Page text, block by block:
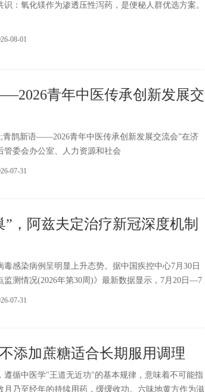
：氧化镁作为渗透压性泻药，是便秘人群优选方案。
08-01
青年中医传承创新发展交
青鹊新语——2026青年中医传承创新发展交流会”在济
委会办公室、人力资源和社会
07-31
，阿兹夫定治疗新冠深度机制
染病例呈明显上升态势。据中国疾控中心7月30日
测情况(2026年第30周)》最新数据显示，7月20日—7
07-31
添加蔗糖适合长期服用调理
循中医学"王道无近功"的基本规律，意味着不可能指
乃至经年的持续用药，缓缓收功。六味地黄方作为滋